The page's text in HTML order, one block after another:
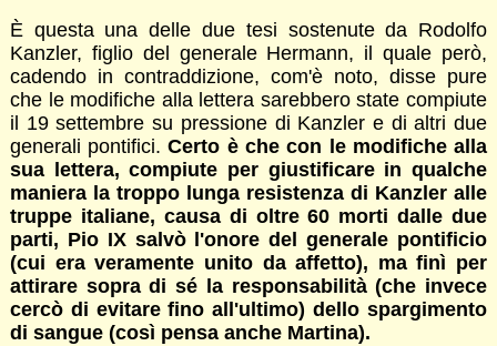
È questa una delle due tesi sostenute da Rodolfo
Kanzler, figlio del generale Hermann, il quale però,
cadendo in contraddizione, com'è noto, disse pure
che le modifiche alla lettera sarebbero state compiute
il 19 settembre su pressione di Kanzler e di altri due
generali pontifici.Certo è che con le modifiche alla
sua lettera, compiute per giustificare in qualche
maniera la troppo lunga resistenza di Kanzler alle
truppe italiane, causa di oltre 60 morti dalle due
parti, Pio IX salvò l'onore del generale pontificio
(cui era veramente unito da affetto), ma finì per
attirare sopra di sé la responsabilità (che invece
cercò di evitare fino all'ultimo) dello spargimento
di sangue (così pensa anche Martina).